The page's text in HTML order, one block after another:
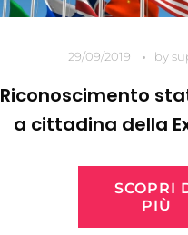
29/09/2019 by
Riconoscimento
a cittadina della
SCOPRI
PIÙ